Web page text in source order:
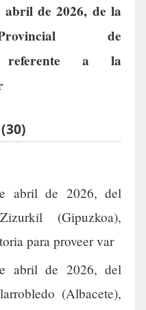
abril de 2026, de la
de
referente a la
abril de 2026, del
(Gipuzkoa),
para proveer var
abril de 2026, del
(Albacete),